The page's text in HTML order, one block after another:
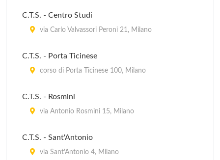
C.T.S. - Centro Studi
via Carlo Valvassori Peroni 21, Milano
C.T.S. - Porta Ticinese
corso di Porta Ticinese 100, Milano
C.T.S. - Rosmini
via Antonio Rosmini 15, Milano
C.T.S. - Sant'Antonio
via Sant'Antonio 4, Milano